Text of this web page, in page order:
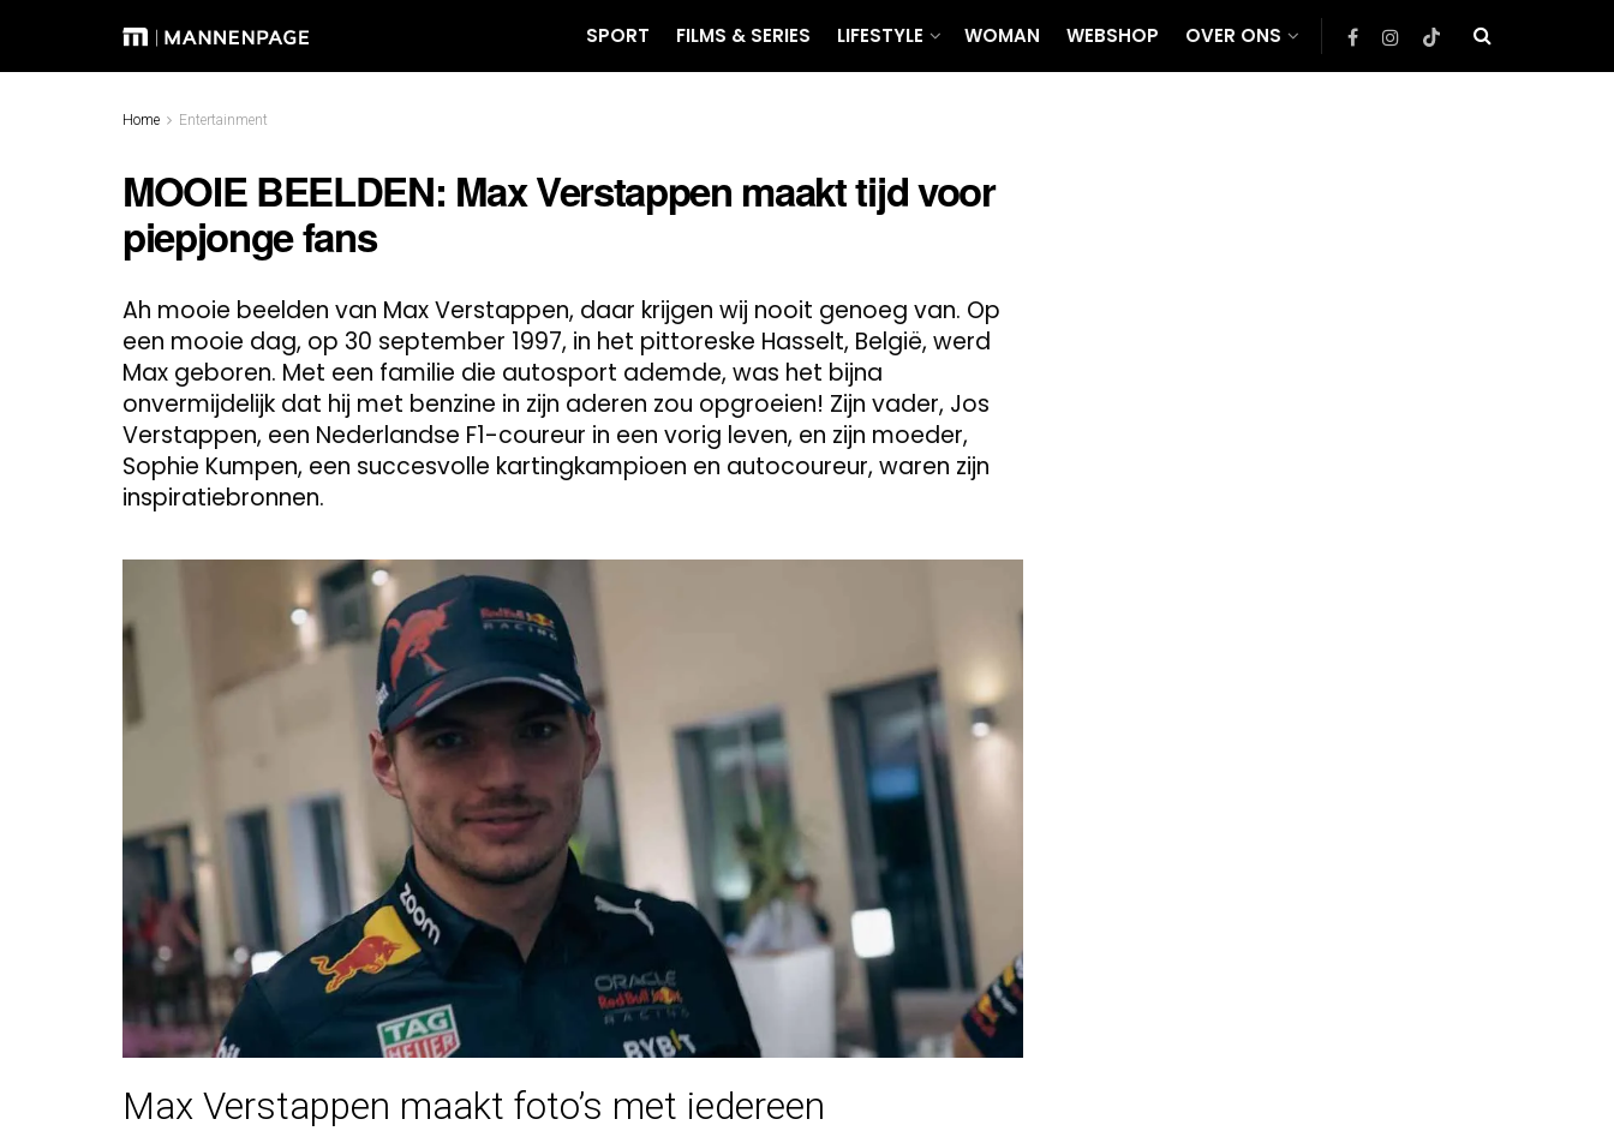
SPORT FILMS & SERIES LIFESTYLE WOMAN WEBSHOP OVER ONS
Home Entertainment
MOOIE BEELDEN: Max Verstappen maakt tijd voor
piepjonge fans
Ah mooie beelden van Max Verstappen, daar krijgen wij nooit genoeg van. Op
een mooie dag, op 30 september 1997, in het pittoreske Hasselt, België, werd
Max geboren. Met een familie die autosport ademde, was het bijna
onvermijdelijk dat hij met benzine in zijn aderen zou opgroeien! Zijn vader, Jos
Verstappen, een Nederlandse F1-coureur in een vorig leven, en zijn moeder,
Sophie Kumpen, een succesvolle kartingkampioen en autocoureur, waren zijn
inspiratiebronnen.
Max Verstappen maakt foto’s met iedereen